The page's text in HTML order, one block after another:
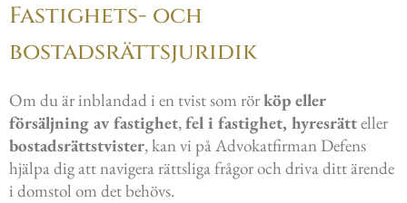
Fastighets- och
bostadsrättsjuridik
Om du är inblandad i en tvist som rörköp eller
försäljning av fastighet,fel i fastighet, hyresrätteller
bostadsrättstvister, kan vi på Advokatfirman Defens
hjälpa dig att navigera rättsliga frågor och driva ditt ärende
i domstol om det behövs.